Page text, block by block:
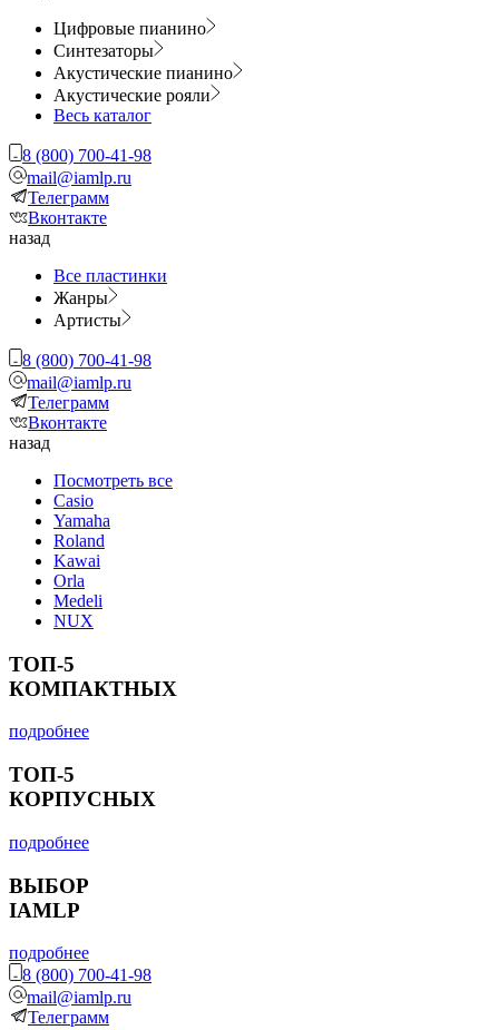
Цифровые пианино
Синтезаторы
Акустические пианино
Акустические рояли
Весь каталог
8 (800) 700-41-98
mail@iamlp.ru
Телеграмм
Вконтакте
назад
Все пластинки
Жанры
Артисты
8 (800) 700-41-98
mail@iamlp.ru
Телеграмм
Вконтакте
назад
Посмотреть все
Casio
Yamaha
Roland
Kawai
Orla
Medeli
NUX
ТОП-5
КОМПАКТНЫХ
подробнее
ТОП-5
КОРПУСНЫХ
подробнее
ВЫБОР
IAMLP
подробнее
8 (800) 700-41-98
mail@iamlp.ru
Телеграмм